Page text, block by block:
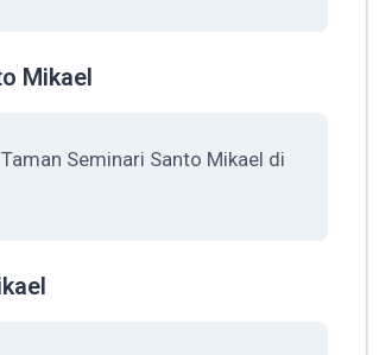
Mikael
Seminari Santo Mikael di